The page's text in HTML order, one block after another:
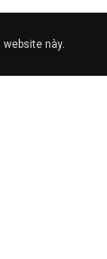
website này.